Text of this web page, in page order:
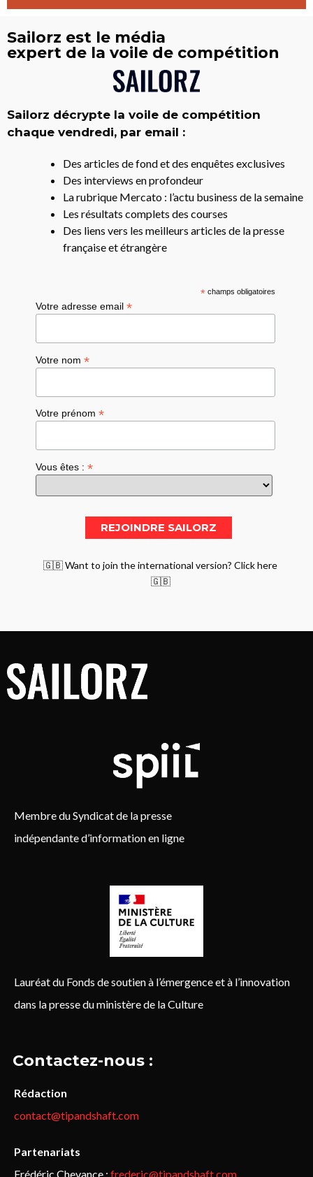
Sailorz est le média
expert de la voile de compétition
Sailorz décrypte la voile de compétition
chaque vendredi, par email :
Des articles de fond et des enquêtes exclusives
Des interviews en profondeur
La rubrique Mercato : l’actu business de la semaine
Les résultats complets des courses
Des liens vers les meilleurs articles de la presse
française et étrangère
*champs obligatoires
Votre adresse email*
Votre nom*
Votre prénom*
Vous êtes :*
🇬🇧 Want to join the international version? Click here
🇬🇧
Membre du Syndicat de la presse
indépendante d’information en ligne
Lauréat du Fonds de soutien à l’émergence et à l’innovation
dans la presse du ministère de la Culture
Contactez-nous :
Rédaction
contact@tipandshaft.com
Partenariats
Frédéric Chevance : frederic@tipandshaft.com